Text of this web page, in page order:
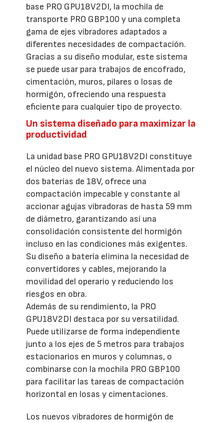
base PRO GPU18V2DI, la mochila de
transporte PRO GBP100 y una completa
gama de ejes vibradores adaptados a
diferentes necesidades de compactación.
Gracias a su diseño modular, este sistema
se puede usar para trabajos de encofrado,
cimentación, muros, pilares o losas de
hormigón, ofreciendo una respuesta
eficiente para cualquier tipo de proyecto.
Un sistema diseñado para maximizar la
productividad
La unidad base PRO GPU18V2DI constituye
el núcleo del nuevo sistema. Alimentada por
dos baterías de 18V, ofrece una
compactación impecable y constante al
accionar agujas vibradoras de hasta 59 mm
de diámetro, garantizando así una
consolidación consistente del hormigón
incluso en las condiciones más exigentes.
Su diseño a batería elimina la necesidad de
convertidores y cables, mejorando la
movilidad del operario y reduciendo los
riesgos en obra.
Además de su rendimiento, la PRO
GPU18V2DI destaca por su versatilidad.
Puede utilizarse de forma independiente
junto a los ejes de 5 metros para trabajos
estacionarios en muros y columnas, o
combinarse con la mochila PRO GBP100
para facilitar las tareas de compactación
horizontal en losas y cimentaciones.
Los nuevos vibradores de hormigón de